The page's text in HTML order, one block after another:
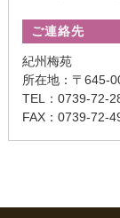
ご連絡先
紀州梅苑
所在地：〒645-
TEL：0739-72-
FAX：0739-72-